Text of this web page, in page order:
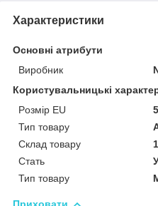
Характеристики
Основні атрибути
Виробник
Користувальницькі
Pозмір EU
5
Тип товару
Склад товару
Стать
Тип товару
Приховати